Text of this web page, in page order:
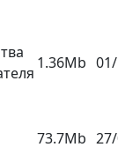
1.36Mb
73.7Mb